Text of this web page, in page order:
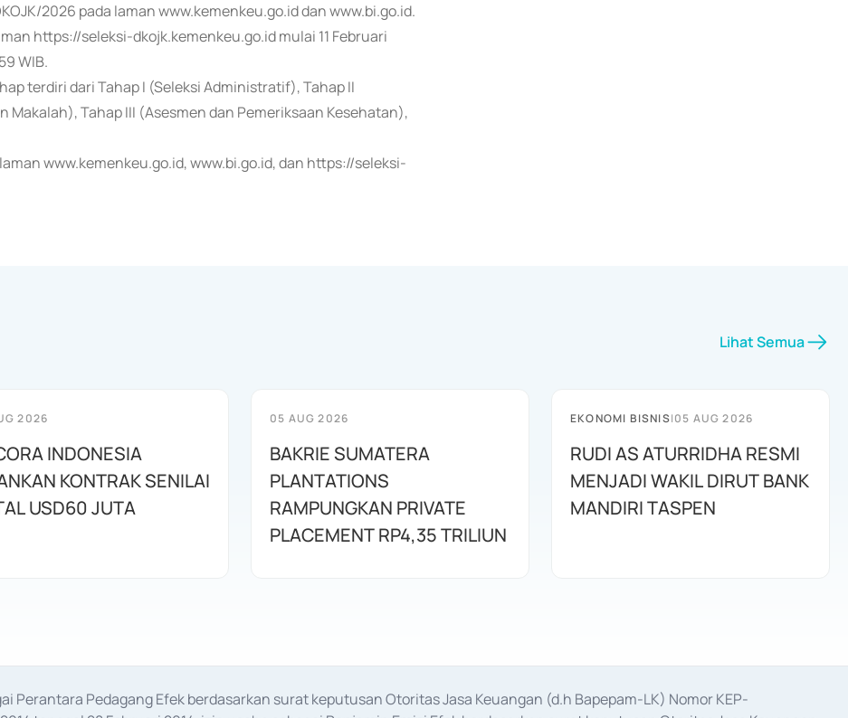
2026 pada laman www.kemenkeu.go.id dan www.bi.go.id.
https://seleksi-dkojk.kemenkeu.go.id mulai 11 Februari
WIB.
terdiri dari Tahap I (Seleksi Administratif), Tahap II
Makalah), Tahap III (Asesmen dan Pemeriksaan Kesehatan),
www.kemenkeu.go.id, www.bi.go.id, dan https://seleksi-
Lihat Semua
2026
INDONESIA
KONTRAK SENILAI
USD60 JUTA
05 AUG 2026
BAKRIE SUMATERA
PLANTATIONS
RAMPUNGKAN PRIVATE
PLACEMENT RP4,35 TRILIUN
EKONOMI BISNIS|05 AUG 2026
RUDI AS ATURRIDHA RESMI
MENJADI WAKIL DIRUT BANK
MANDIRI TASPEN
Perantara Pedagang Efek berdasarkan surat keputusan Otoritas Jasa Keuangan (d.h Bapepam-LK) Nomor KEP-